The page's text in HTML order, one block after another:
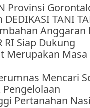
Provinsi
TANI
Anggaran
RI Siap Dukung
Merupakan
Mencari
Pertanahan